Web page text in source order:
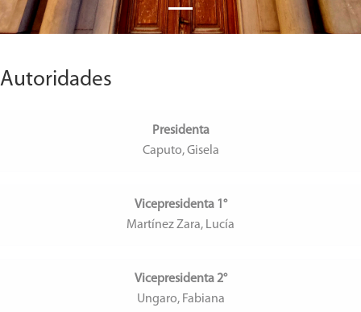
Autoridades
Presidenta
Caputo, Gisela
Vicepresidenta 1°
Martínez Zara, Lucía
Vicepresidenta 2°
Ungaro, Fabiana